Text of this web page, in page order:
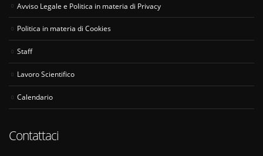
Avviso Legale e Politica in materia di Privacy
Politica in materia di Cookies
Staff
Lavoro Scientifico
Calendario
Contattaci